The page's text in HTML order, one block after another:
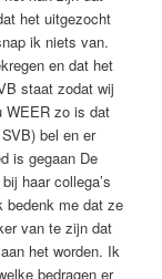
het uitgezocht
ik niets van.
en dat het
staat zodat wij
WEER zo is dat
bel en er
is gegaan De
haar collega’s
bedenk me dat ze
van te zijn dat
het worden. Ik
bedragen er